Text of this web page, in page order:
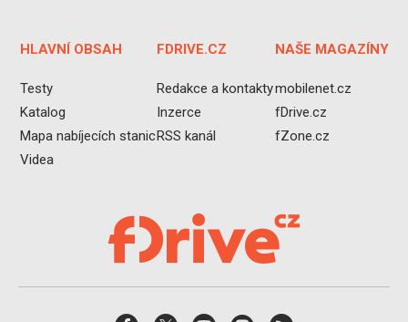
HLAVNÍ OBSAH
Testy
Katalog
Mapa nabíjecích stanic
Videa
FDRIVE.CZ
Redakce a kontakty
Inzerce
RSS kanál
NAŠE MAGAZÍNY
mobilenet.cz
fDrive.cz
fZone.cz